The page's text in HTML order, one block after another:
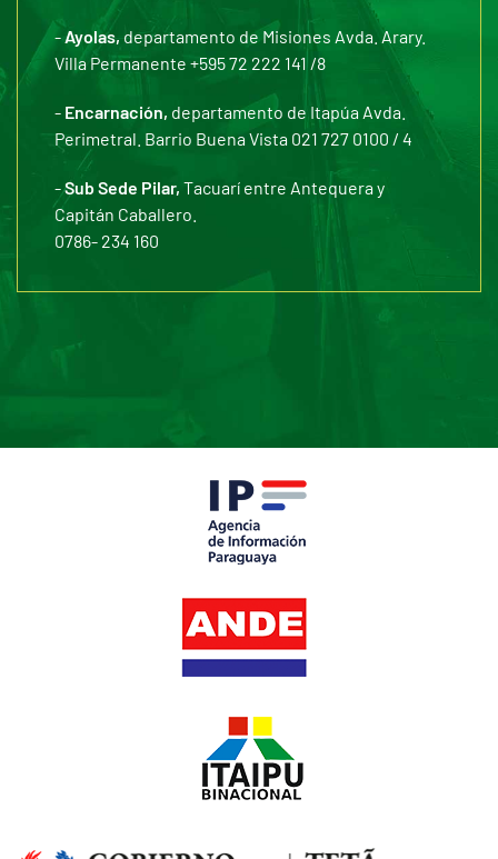
-Ayolas, departamento de Misiones Avda. Arary.
Villa Permanente +595 72 222 141 /8
- Encarnación, departamento de Itapúa Avda.
Perimetral. Barrio Buena Vista 021 727 0100 / 4
-Sub Sede Pilar, Tacuarí entre Antequera y
Capitán Caballero.
0786- 234 160